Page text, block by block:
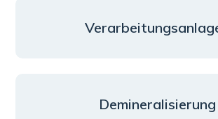
Demineralisierung